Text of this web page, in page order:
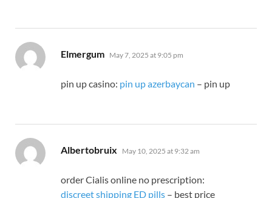
Elmergum says:
May 7, 2025 at 9:05 pm
pin up casino: pin up azerbaycan – pin up
Albertobruix says:
May 10, 2025 at 9:32 am
order Cialis online no prescription:
discreet shipping ED pills – best price